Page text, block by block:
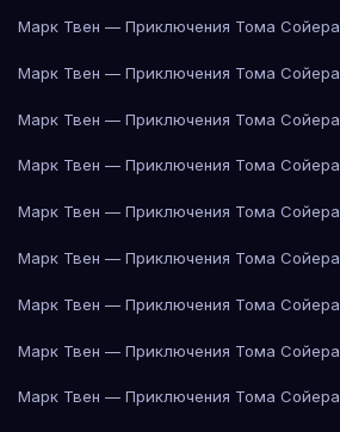
Марк Твен — Приключения Тома Сойера
Марк Твен — Приключения Тома Сойера
Марк Твен — Приключения Тома Сойера
Марк Твен — Приключения Тома Сойера
Марк Твен — Приключения Тома Сойера
Марк Твен — Приключения Тома Сойера
Марк Твен — Приключения Тома Сойера
Марк Твен — Приключения Тома Сойера
Марк Твен — Приключения Тома Сойера